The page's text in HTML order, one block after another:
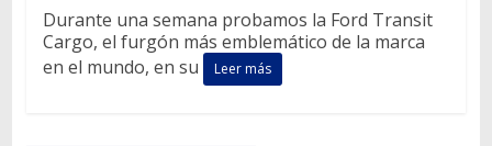
Durante una semana probamos la Ford Transit
Cargo, el furgón más emblemático de la marca
en el mundo, en su
Leer más